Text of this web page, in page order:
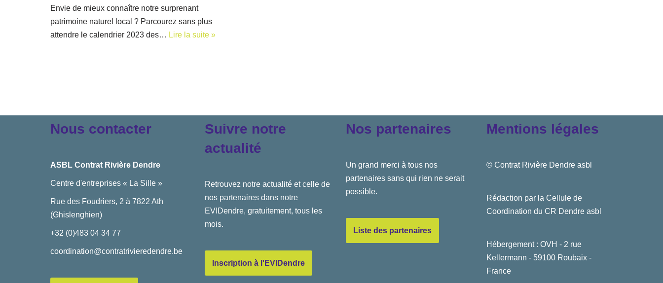
Envie de mieux connaître notre surprenant
patrimoine naturel local ? Parcourez sans plus
attendre le calendrier 2023 des… Lire la suite »
Nous contacter
ASBL Contrat Rivière Dendre
Centre d'entreprises « La Sille »
Rue des Foudriers, 2 à 7822 Ath
(Ghislenghien)
+32 (0)483 04 34 77
coordination@contratrivieredendre.be
Suivre notre
actualité
Retrouvez notre actualité et celle de
nos partenaires dans notre
EVIDendre, gratuitement, tous les
mois.
Inscription à l'EVIDendre
Nos partenaires
Un grand merci à tous nos
partenaires sans qui rien ne serait
possible.
Liste des partenaires
Mentions légales
© Contrat Rivière Dendre asbl
Rédaction par la Cellule de
Coordination du CR Dendre asbl
Hébergement : OVH - 2 rue
Kellermann - 59100 Roubaix -
France